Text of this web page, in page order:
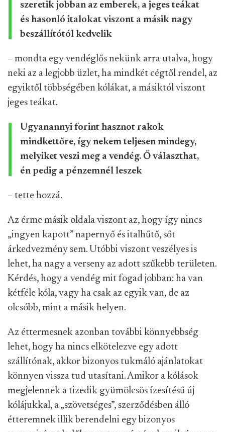
szeretik jobban az emberek, a jeges teákat
és hasonló italokat viszont a másik nagy
beszállítótól kedvelik
– mondta egy vendéglős nekünk arra utalva, hogy
neki az a legjobb üzlet, ha mindkét cégtől rendel, az
egyiktől többségében kólákat, a másiktól viszont
jeges teákat.
Ugyanannyi forint hasznot rakok
mindkettőre, így nekem teljesen mindegy,
melyiket veszi meg a vendég. Ő választhat,
én pedig a pénzemnél leszek
– tette hozzá.
Az érme másik oldala viszont az, hogy így nincs
„ingyen kapott” napernyő és italhűtő, sőt
árkedvezmény sem. Utóbbi viszont veszélyes is
lehet, ha nagy a verseny az adott szűkebb területen.
Kérdés, hogy a vendég mit fogad jobban: ha van
kétféle kóla, vagy ha csak az egyik van, de az
olcsóbb, mint a másik helyen.
Az éttermesnek azonban további könnyebbség
lehet, hogy ha nincs elkötelezve egy adott
szállítónak, akkor bizonyos tukmáló ajánlatokat
könnyen vissza tud utasítani. Amikor a kólások
megjelennek a tizedik gyümölcsös ízesítésű új
kólájukkal, a „szövetséges”, szerződésben álló
étteremnek illik berendelni egy bizonyos